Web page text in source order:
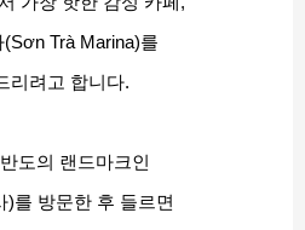
Trà Marina)를
리려고 합니다.
도의 랜드마크인
)를 방문한 후 들르면